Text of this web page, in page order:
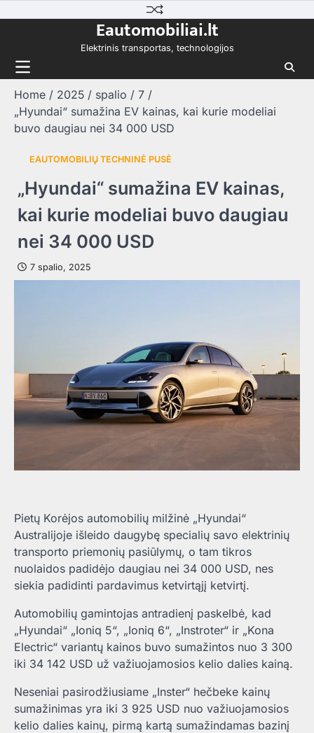
Eautomobiliai.lt
Elektrinis transportas, technologijos
Home 2025 spalio
7
„Hyundai“ sumažina EV kainas, kai kurie modeliai
buvo daugiau nei 34 000 USD
EAUTOMOBILIŲ TECHNINĖ PUSĖ
„Hyundai“ sumažina EV kainas,
kai kurie modeliai buvo daugiau
nei 34 000 USD
7 spalio, 2025
Pietų Korėjos automobilių milžinė „Hyundai“
Australijoje išleido daugybę specialių savo elektrinių
transporto priemonių pasiūlymų, o tam tikros
nuolaidos padidėjo daugiau nei 34 000 USD, nes
siekia padidinti pardavimus ketvirtąjį ketvirtį.
Automobilių gamintojas antradienį paskelbė, kad
„Hyundai“ „Ioniq 5“, „Ioniq 6“, „Instroter“ ir „Kona
Electric“ variantų kainos buvo sumažintos nuo 3 300
iki 34 142 USD už važiuojamosios kelio dalies kainą.
Neseniai pasirodžiusiame „Inster“ hečbeke kainų
sumažinimas yra iki 3 925 USD nuo važiuojamosios
kelio dalies kainų, pirmą kartą sumažindamas bazinį